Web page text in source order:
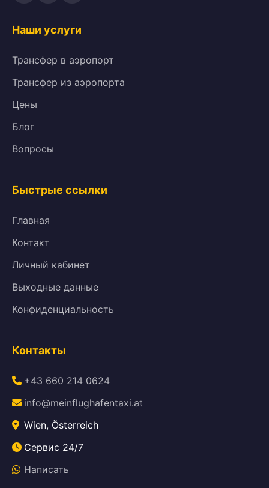
Наши услуги
Трансфер в аэропорт
Трансфер из аэропорта
Цены
Блог
Вопросы
Быстрые ссылки
Главная
Контакт
Личный кабинет
Выходные данные
Конфиденциальность
Контакты
+43 660 214 0624
info@meinflughafentaxi.at
Wien, Österreich
Сервис 24/7
Написать